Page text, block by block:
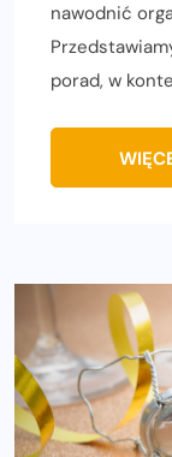
nawodnić
porad, w